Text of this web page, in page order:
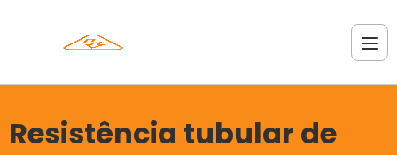
Resistência tubular de